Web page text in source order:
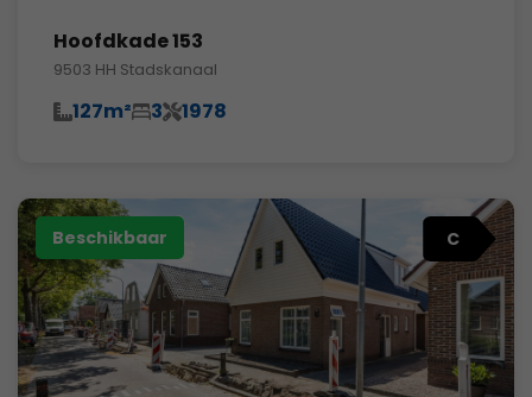
Hoofdkade 153
9503 HH Stadskanaal
127m² 3 1978
C
Beschikbaar